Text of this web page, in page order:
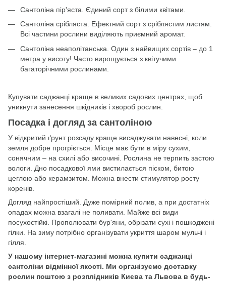
Сантоліна пір'яста. Єдиний сорт з білими квітами.
Сантоліна срібляста. Ефектний сорт з сріблястим листям.
Всі частини рослини виділяють приємний аромат.
Сантоліна неаполітанська. Один з найвищих сортів – до 1
метра у висоту! Часто вирощується з квітучими
багаторічними рослинами.
Купувати саджанці краще в великих садових центрах, щоб
уникнути занесення шкідників і хвороб рослин.
Посадка і догляд за сантоліною
У відкритий ґрунт розсаду краще висаджувати навесні, коли
земля добре прогріється. Місце має бути в міру сухим,
сонячним – на схилі або височині. Рослина не терпить застою
вологи. Дно посадкової ями вистилається піском, битою
цеглою або керамзитом. Можна внести стимулятор росту
коренів.
Догляд найпростіший. Дуже помірний полив, а при достатніх
опадах можна взагалі не поливати. Майже всі види
посухостійкі. Прополювати бур'яни, обрізати сухі і пошкоджені
гілки. На зиму потрібно організувати укриття шаром мульчі і
гілля.
У нашому інтернет-магазині можна купити саджанці
сантоліни відмінної якості. Ми організуємо доставку
рослин поштою з розплідників Києва та Львова в будь-